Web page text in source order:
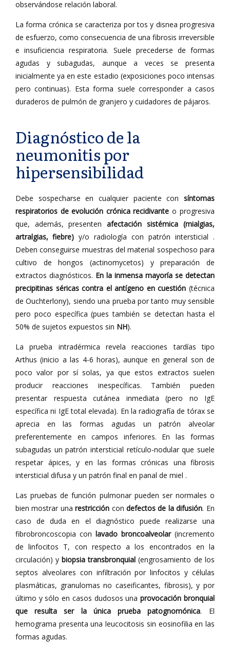
observándose relación laboral.
La forma crónica se caracteriza por tos y disnea progresiva
de esfuerzo, como consecuencia de una fibrosis irreversible
e insuficiencia respiratoria. Suele precederse de formas
agudas y subagudas, aunque a veces se presenta
inicialmente ya en este estadio (exposiciones poco intensas
pero continuas). Esta forma suele corresponder a casos
duraderos de pulmón de granjero y cuidadores de pájaros.
Diagnóstico de la
neumonitis por
hipersensibilidad
Debe sospecharse en cualquier paciente con síntomas
respiratorios de evolución crónica recidivante o progresiva
que, además, presenten afectación sistémica (mialgias,
artralgias, fiebre) y/o radiología con patrón intersticial .
Deben conseguirse muestras del material sospechoso para
cultivo de hongos (actinomycetos) y preparación de
extractos diagnósticos. En la inmensa mayoría se detectan
precipitinas séricas contra el antígeno en cuestión (técnica
de Ouchterlony), siendo una prueba por tanto muy sensible
pero poco específica (pues también se detectan hasta el
50% de sujetos expuestos sin NH).
La prueba intradérmica revela reacciones tardías tipo
Arthus (inicio a las 4-6 horas), aunque en general son de
poco valor por sí solas, ya que estos extractos suelen
producir reacciones inespecíficas. También pueden
presentar respuesta cutánea inmediata (pero no IgE
específica ni IgE total elevada). En la radiografía de tórax se
aprecia en las formas agudas un patrón alveolar
preferentemente en campos inferiores. En las formas
subagudas un patrón intersticial retículo-nodular que suele
respetar ápices, y en las formas crónicas una fibrosis
intersticial difusa y un patrón final en panal de miel .
Las pruebas de función pulmonar pueden ser normales o
bien mostrar una restricción con defectos de la difusión. En
caso de duda en el diagnóstico puede realizarse una
fibrobroncoscopia con lavado broncoalveolar(incremento
de linfocitos T, con respecto a los encontrados en la
circulación) y biopsia transbronquial (engrosamiento de los
septos alveolares con infiltración por linfocitos y células
plasmáticas, granulomas no caseificantes, fibrosis), y por
último y sólo en casos dudosos una provocación bronquial
que resulta ser la única prueba patognomónica. El
hemograma presenta una leucocitosis sin eosinofilia en las
formas agudas.